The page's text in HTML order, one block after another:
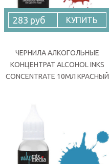
283 руб КУПИТЬ
ЧЕРНИЛА АЛКОГОЛЬНЫЕ
КОНЦЕНТРАТ ALCOHOL INKS
CONCENTRATE 10МЛ КРАСНЫЙ